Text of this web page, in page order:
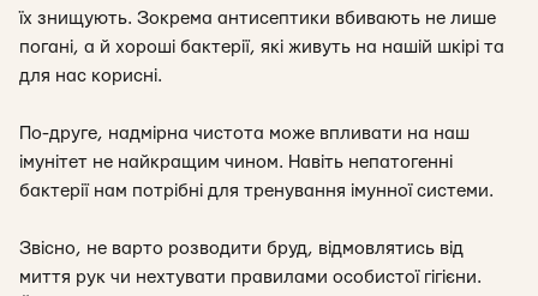
їх знищують. Зокрема антисептики вбивають не лише
погані, а й хороші бактерії, які живуть на нашій шкірі та
для нас корисні.
По-друге, надмірна чистота може впливати на наш
імунітет не найкращим чином. Навіть непатогенні
бактерії нам потрібні для тренування імунної системи.
Звісно, не варто розводити бруд, відмовлятись від
миття рук чи нехтувати правилами особистої гігієни.